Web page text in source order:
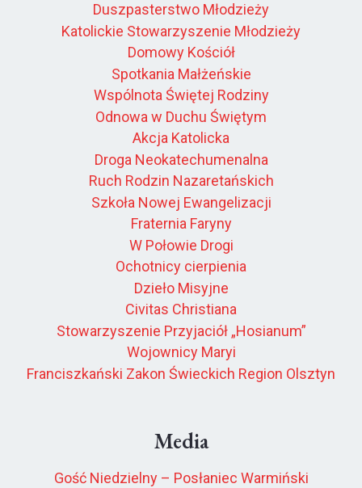
Duszpasterstwo Młodzieży
Katolickie Stowarzyszenie Młodzieży
Domowy Kościół
Spotkania Małżeńskie
Wspólnota Świętej Rodziny
Odnowa w Duchu Świętym
Akcja Katolicka
Droga Neokatechumenalna
Ruch Rodzin Nazaretańskich
Szkoła Nowej Ewangelizacji
Fraternia Faryny
W Połowie Drogi
Ochotnicy cierpienia
Dzieło Misyjne
Civitas Christiana
Stowarzyszenie Przyjaciół „Hosianum”
Wojownicy Maryi
Franciszkański Zakon Świeckich Region Olsztyn
Media
Gość Niedzielny – Posłaniec Warmiński